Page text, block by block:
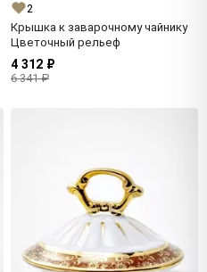
2
Крышка к заварочному чайнику
Цветочный рельеф
4 312 ₽
6 341 ₽